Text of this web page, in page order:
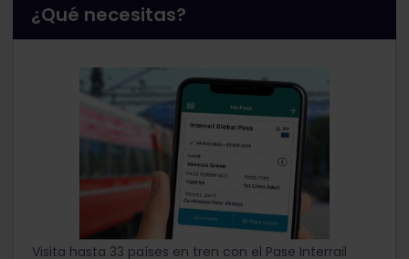
¿Qué necesitas?
Visita hasta 33 países en tren con el Pase Interrail